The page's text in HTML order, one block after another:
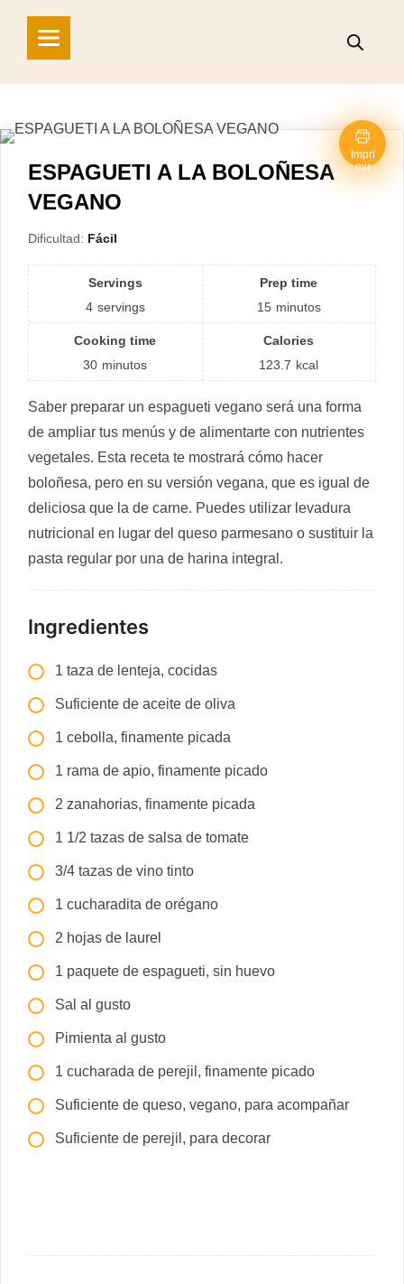
Impri
mir
ESPAGUETI A LA BOLOÑESA
VEGANO
Dificultad: Fácil
Servings
4 servings
Prep time
15 minutos
Cooking time
30 minutos
Calories
123.7 kcal
Saber preparar un espagueti vegano será una forma
de ampliar tus menús y de alimentarte con nutrientes
vegetales. Esta receta te mostrará cómo hacer
boloñesa, pero en su versión vegana, que es igual de
deliciosa que la de carne. Puedes utilizar levadura
nutricional en lugar del queso parmesano o sustituir la
pasta regular por una de harina integral.
Ingredientes
1 taza de lenteja, cocidas
Suficiente de aceite de oliva
1 cebolla, finamente picada
1 rama de apio, finamente picado
2 zanahorias, finamente picada
1 1/2 tazas de salsa de tomate
3/4 tazas de vino tinto
1 cucharadita de orégano
2 hojas de laurel
1 paquete de espagueti, sin huevo
Sal al gusto
Pimienta al gusto
1 cucharada de perejil, finamente picado
Suficiente de queso, vegano, para acompañar
Suficiente de perejil, para decorar